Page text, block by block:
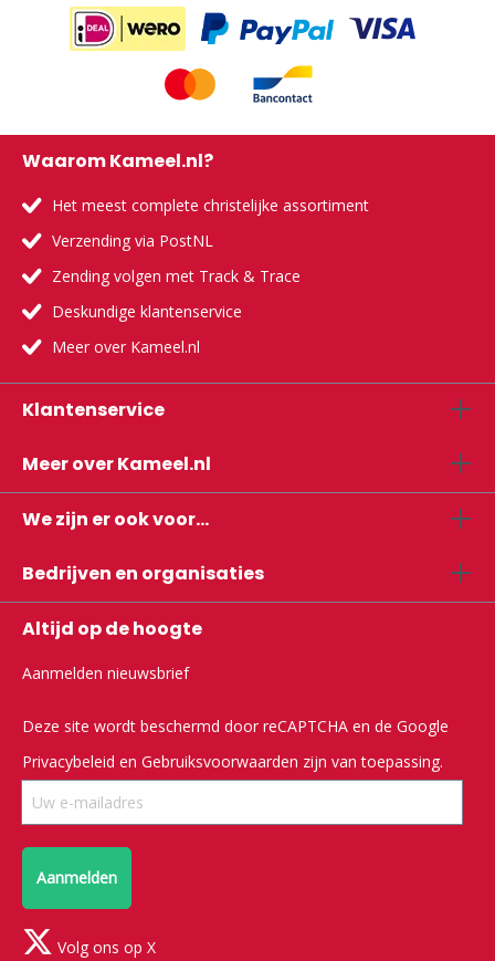
Waarom Kameel.nl?
Het meest complete christelijke assortiment
Verzending via PostNL
Zending volgen met Track & Trace
Deskundige klantenservice
Meer over Kameel.nl
Klantenservice
Meer over Kameel.nl
We zijn er ook voor...
Bedrijven en organisaties
Altijd op de hoogte
Aanmelden nieuwsbrief
Deze site wordt beschermd door reCAPTCHA en de Google
Privacybeleid en Gebruiksvoorwaarden zijn van toepassing.
Aanmelden
Volg ons op X